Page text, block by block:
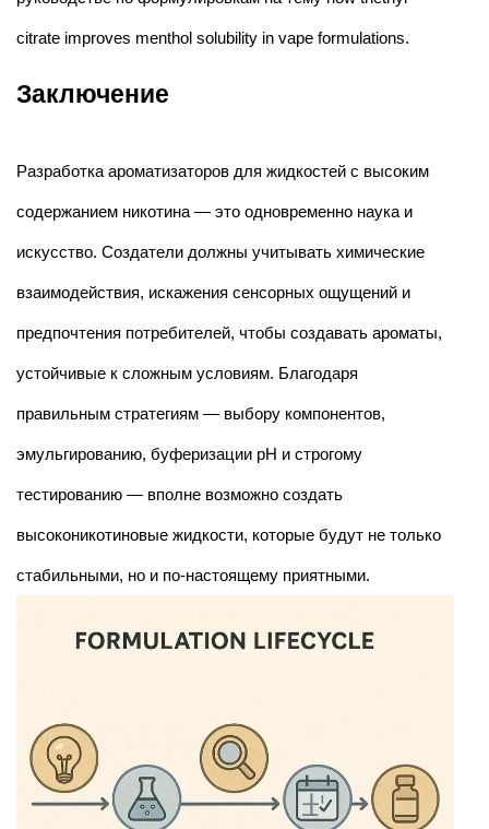
citrate improves menthol solubility in vape formulations.
Заключение
Разработка ароматизаторов для жидкостей с высоким
содержанием никотина — это одновременно наука и
искусство. Создатели должны учитывать химические
взаимодействия, искажения сенсорных ощущений и
предпочтения потребителей, чтобы создавать ароматы,
устойчивые к сложным условиям. Благодаря
правильным стратегиям — выбору компонентов,
эмульгированию, буферизации pH и строгому
тестированию — вполне возможно создать
высоконикотиновые жидкости, которые будут не только
стабильными, но и по-настоящему приятными.